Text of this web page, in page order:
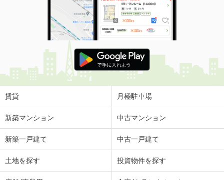
専有面積 50.03m²
間取り
1LDK
宮崎県宮崎市権現町
価 格
4.70万円
住 所
宮崎県宮崎市権現町
専有面積
宮崎県宮崎市清水１丁目
4.70万円
賃貸 月極駐車場
新築マンション 中古マンション
新築一戸建て 中古一戸建て
土地を探す 投資物件を探す